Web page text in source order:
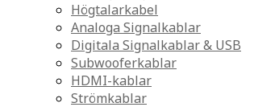
Högtalarkabel
Analoga Signalkablar
Digitala Signalkablar & USB
Subwooferkablar
HDMI-kablar
Strömkablar